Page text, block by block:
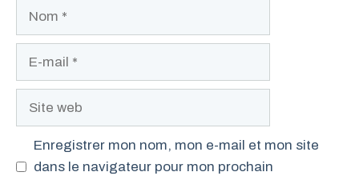
Site
Enregistrer mon nom, mon e-mail et mon site
dans le navigateur pour mon prochain